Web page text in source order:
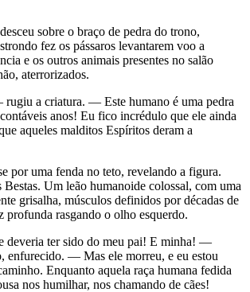
sobre o braço de pedra do trono,
fez os pássaros levantarem voo a
e os outros animais presentes no salão
aterrorizados.
a criatura. — Este humano é uma pedra
anos! Eu fico incrédulo que ele ainda
aqueles malditos Espíritos deram a
por uma fenda no teto, revelando a figura.
Um leão humanoide colossal, com uma
grisalha, músculos definidos por décadas de
profunda rasgando o olho esquerdo.
deveria ter sido do meu pai! E minha! —
enfurecido. — Mas ele morreu, e eu estou
Enquanto aquela raça humana fedida
nos humilhar, nos chamando de cães!